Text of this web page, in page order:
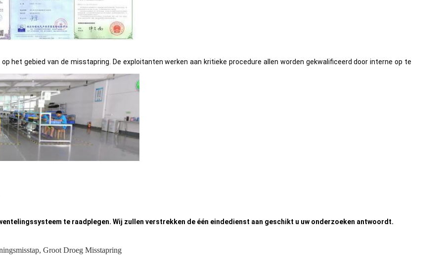
het gebied van de misstapring. De exploitanten werken aan kritieke procedure allen worden gekwalificeerd door interne op te
te raadplegen. Wij zullen verstrekken de één eindedienst aan geschikt u uw onderzoeken antwoordt.
, Groot Droeg Misstapring